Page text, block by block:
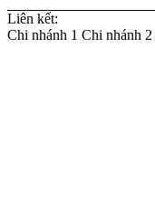
Liên kết:
Chi nhánh 1 Chi nhánh 2